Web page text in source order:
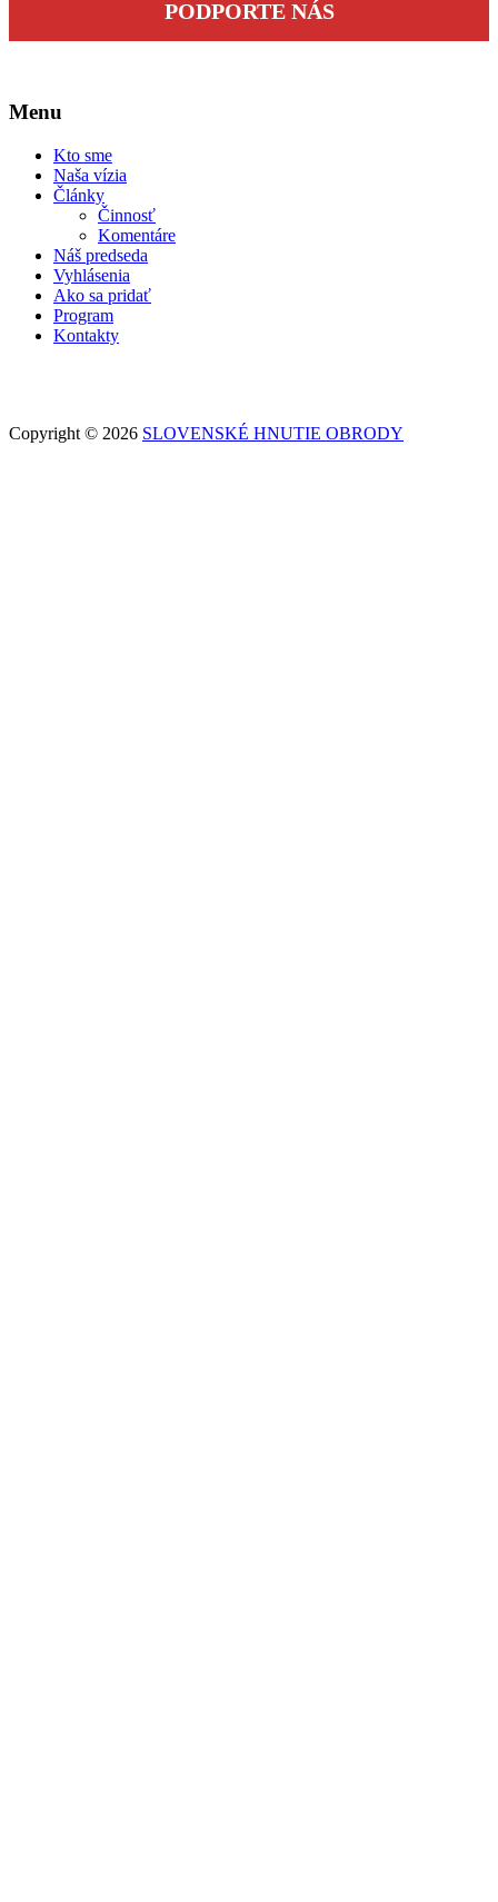
PODPORTE NÁS
Menu
Kto sme
Naša vízia
Články
Činnosť
Komentáre
Náš predseda
Vyhlásenia
Ako sa pridať
Program
Kontakty
Copyright © 2026 SLOVENSKÉ HNUTIE OBRODY